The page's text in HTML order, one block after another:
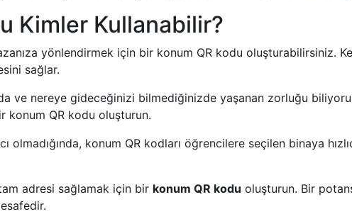
Kimler Kullanabilir?
yönlendirmek için bir konum QR kodu oluşturabilirsiniz.
sağlar.
ve nereye gideceğinizi bilmediğinizde yaşanan zorluğu
konum QR kodu oluşturun.
olmadığında, konum QR kodları öğrencilere seçilen binaya
adresi sağlamak için bir konum QR kodu oluşturun. Bir